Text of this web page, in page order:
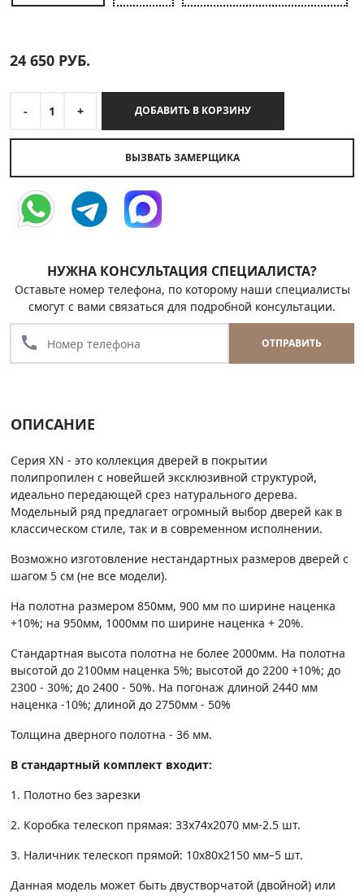
24 650 РУБ.
- 1 + ДОБАВИТЬ В КОРЗИНУ
ВЫЗВАТЬ ЗАМЕРЩИКА
НУЖНА КОНСУЛЬТАЦИЯ СПЕЦИАЛИСТА?
Оставьте номер телефона, по которому наши специалисты
смогут с вами связаться для подробной консультации.
call ОТПРАВИТЬ
ОПИСАНИЕ
Серия XN - это коллекция дверей в покрытии
полипропилен с новейшей эксклюзивной структурой,
идеально передающей срез натурального дерева.
Модельный ряд предлагает огромный выбор дверей как в
классическом стиле, так и в современном исполнении.
Возможно изготовление нестандартных размеров дверей с
шагом 5 см (не все модели).
На полотна размером 850мм, 900 мм по ширине наценка
+10%; на 950мм, 1000мм по ширине наценка + 20%.
Стандартная высота полотна не более 2000мм. На полотна
высотой до 2100мм наценка 5%; высотой до 2200 +10%; до
2300 - 30%; до 2400 - 50%. На погонаж длиной 2440 мм
наценка -10%; длиной до 2750мм - 50%
Толщина дверного полотна - 36 мм.
В стандартный комплект входит:
1. Полотно без зарезки
2. Коробка телескоп прямая: 33х74х2070 мм-2.5 шт.
3. Наличник телескоп прямой: 10х80х2150 мм–5 шт.
Данная модель может быть двустворчатой (двойной) или